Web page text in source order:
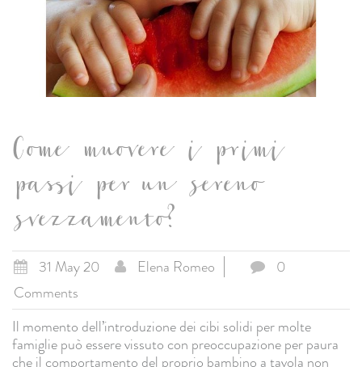
Come muovere i primi
passi per un sereno
svezzamento?
31 May 20 Elena Romeo
0
Comments
Il momento dell’introduzione dei cibi solidi per molte
famiglie può essere vissuto con preoccupazione per paura
che il comportamento del proprio bambino a tavola non